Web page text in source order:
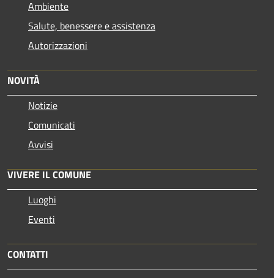
Ambiente
Salute, benessere e assistenza
Autorizzazioni
NOVITÀ
Notizie
Comunicati
Avvisi
VIVERE IL COMUNE
Luoghi
Eventi
CONTATTI